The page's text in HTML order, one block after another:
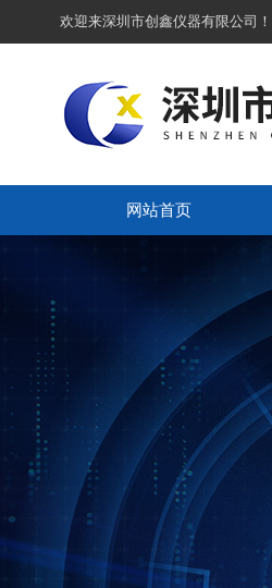
欢迎来深圳市创鑫仪器有限公司
网站首页